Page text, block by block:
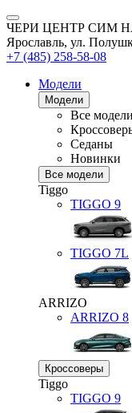
ЧЕРИ ЦЕНТР СИМ
Ярославль, ул.
+7 (485) 258-58-08
Модели
Модели
Все модели
Седаны
Новинки
Все модели
Tiggo
TIGGO 9
TIGGO 7L
ARRIZO
ARRIZO 8
Кроссоверы
Tiggo
TIGGO 9